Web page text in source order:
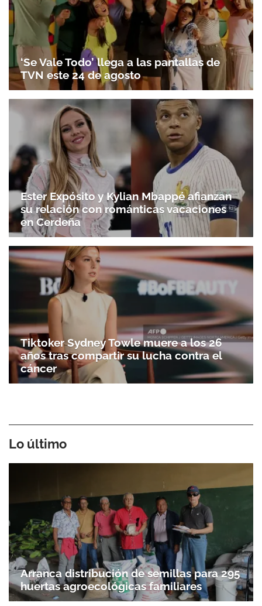
‘Se Vale Todo’ llega a las pantallas de
TVN este 24 de agosto
Ester Expósito y Kylian Mbappé afianzan
su relación con románticas vacaciones
en Cerdeña
Tiktoker Sydney Towle muere a los 26
años tras compartir su lucha contra el
cáncer
Lo último
Arranca distribución de semillas para 295
huertas agroecológicas familiares